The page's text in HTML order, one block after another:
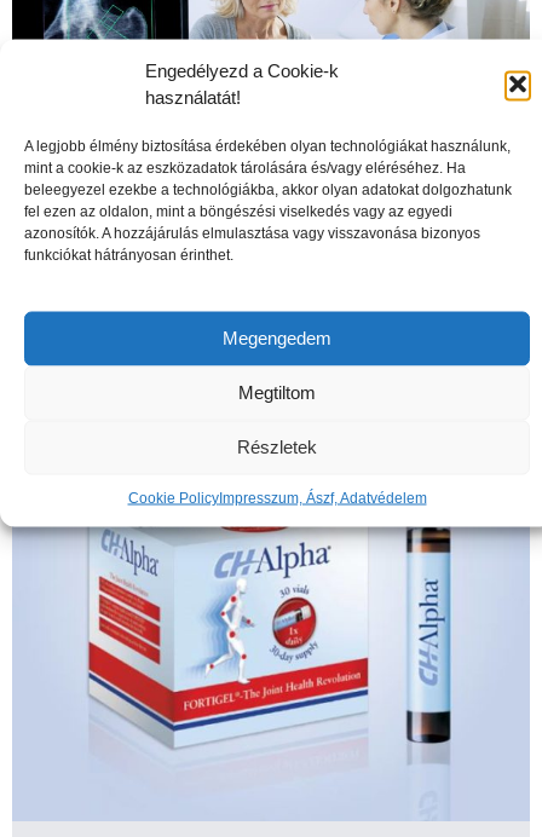
Engedélyezd a Cookie-k
használatát!
A legjobb élmény biztosítása érdekében olyan technológiákat használunk,
mint a cookie-k az eszközadatok tárolására és/vagy eléréséhez. Ha
beleegyezel ezekbe a technológiákba, akkor olyan adatokat dolgozhatunk
fel ezen az oldalon, mint a böngészési viselkedés vagy az egyedi
azonosítók. A hozzájárulás elmulasztása vagy visszavonása bizonyos
funkciókat hátrányosan érinthet.
Megengedem
Megtiltom
Részletek
Cookie PolicyImpresszum, Ászf, Adatvédelem
A csontritkulás veszélyei